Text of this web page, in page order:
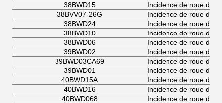
38BWD15
Incidence de roue
38BVV07-26G
Incidence de roue
38BWD24
Incidence de roue
38BWD10
Incidence de roue
38BWD06
Incidence de roue
39BWD02
Incidence de roue
39BWD03CA69
Incidence de roue
39BWD01
Incidence de roue
40BWD15A
Incidence de roue
40BWD16
Incidence de roue
40BWD068
Incidence de roue